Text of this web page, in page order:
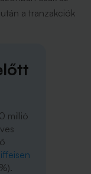
a tranzakciók
millió